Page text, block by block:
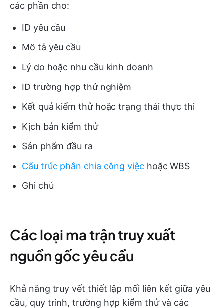
các phần cho:
ID yêu cầu
Mô tả yêu cầu
Lý do hoặc nhu cầu kinh doanh
ID trường hợp thử nghiệm
Kết quả kiểm thử hoặc trạng thái thực thi
Kịch bản kiểm thử
Sản phẩm đầu ra
Cấu trúc phân chia công việc hoặc WBS
Ghi chú
Các loại ma trận truy xuất
nguồn gốc yêu cầu
Khả năng truy vết thiết lập mối liên kết giữa yêu
cầu, quy trình, trường hợp kiểm thử và các